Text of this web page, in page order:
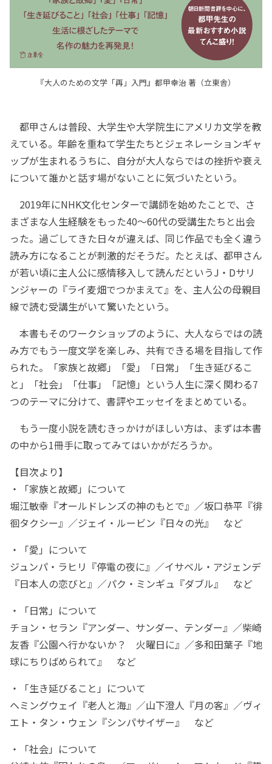
『大人のための文学「再」入門』都甲幸治 著（立東舎）
都甲さんは普段、大学生や大学院生にアメリカ文学を教
えている。年齢を重ねて学生たちとジェネレーションギャ
ップが生まれるうちに、自分が大人ならではの挫折や衰え
について誰かと話す場がないことに気づいたという。
2019年にNHK文化センターで講師を始めたことで、さ
まざまな人生経験をもった40～60代の受講生たちと出会
った。過ごしてきた日々が違えば、同じ作品でも全く違う
読み方になることが刺激的だそうだ。たとえば、都甲さん
が若い頃に主人公に感情移入して読んだというJ・Dサリ
ンジャーの『ライ麦畑でつかまえて』を、主人公の母親目
線で読む受講生がいて驚いたという。
本書もそのワークショップのように、大人ならではの読
み方でもう一度文学を楽しみ、共有できる場を目指して作
られた。「家族と故郷」「愛」「日常」「生き延びるこ
と」「社会」「仕事」「記憶」という人生に深く関わる7
つのテーマに分けて、書評やエッセイをまとめている。
もう一度小説を読むきっかけがほしい方は、まずは本書
の中から1冊手に取ってみてはいかがだろうか。
【目次より】
・「家族と故郷」について
堀江敏幸『オールドレンズの神のもとで』／坂口恭平『徘
徊タクシー』／ジェイ・ルービン『日々の光』 など
・「愛」について
ジュンパ・ラヒリ『停電の夜に』／イサベル・アジェンデ
『日本人の恋びと』／パク・ミンギュ『ダブル』 など
・「日常」について
チョン・セラン『アンダー、サンダー、テンダー』／柴崎
友香『公園へ行かないか？ 火曜日に』／多和田葉子『地
球にちりばめられて』 など
・「生き延びること」について
ヘミングウェイ『老人と海』／山下澄人『月の客』／ヴィ
エト・タン・ウェン『シンパサイザー』 など
・「社会」について